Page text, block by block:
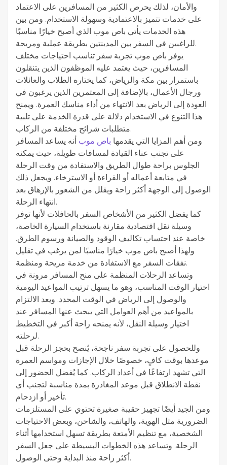
والأمان، لذلك يحرص الكثير من المسافرين على الاعتماد
على خدمات تتميز بالاعتمادية وسهولة الاستخدام. ومن بين
هذه الخدمات يأتي باص موب الذي أصبح خيارًا مناسبًا
للراغبين في السفر بين المدينتين بطريقة عملية ومريحة.
يوفر باص موب تجربة سفر تناسب احتياجات مختلف
المسافرين، حيث يعتمد عليه الموظفون الذين يتنقلون
باستمرار بين مكة والرياض، كما يختاره الطلاب والعائلات
ورجال الأعمال، بالإضافة إلى المعتمرين الذين يرغبون في
العودة إلى الرياض بعد الانتهاء من أداء مناسك العمرة. ويمنح
هذا التنوع في الاستخدام دلالة على قدرة الخدمة على تلبية
متطلبات شرائح مختلفة من الركاب.
ومن أهم المزايا التي يقدمها باص موب أنه يساعد المسافر
على تجنب عناء القيادة لمسافات طويلة، حيث يمكنه
الجلوس براحة طوال الطريق والاستفادة من وقت الرحلة
في متابعة أعماله أو القراءة أو الاسترخاء. ويجعل ذلك
الوصول إلى الوجهة أكثر راحة ويقلل من الشعور بالإرهاق بعد
انتهاء الرحلة.
كما يفضل الكثير من الأشخاص السفر بالحافلات لأنها توفر
وسيلة نقل اقتصادية مقارنة باستخدام السيارة الخاصة،
خاصة عند احتساب تكاليف الوقود والصيانة ورسوم الطرق.
ولهذا أصبح باص موب خيارًا مناسبًا لمن يرغب في تقليل
نفقات السفر مع الاستفادة من خدمة مريحة ومنظمة.
وتساعد الرحلات المنظمة على منح المسافر مرونة في
اختيار الوقت المناسب، وهو ما يسهل ترتيب المواعيد اليومية
والوصول إلى الرياض في الوقت المحدد. ويعد الالتزام
بالمواعيد من أهم العوامل التي يبحث عنها المسافر عند
اختيار وسيلة النقل، لأنه يمنحه راحة أكبر في التخطيط
لرحلته.
وللحصول على تجربة سفر ناجحة، يُنصح بحجز الرحلة قبل
موعدها بوقت كافٍ، خصوصًا خلال الإجازات ومواسم العمرة
التي تشهد ارتفاعًا في أعداد الركاب. كما يُفضل الحضور إلى
نقطة الانطلاق قبل موعد المغادرة بمدة مناسبة لتجنب أي
تأخير أو ازدحام.
ومن الجيد أيضًا تجهيز حقيبة صغيرة تحتوي على المستلزمات
الضرورية مثل الهوية، والهاتف، والشاحن، وبعض الاحتياجات
الشخصية، مع تنظيم الأمتعة بطريقة تسهل استخدامها أثناء
الرحلة. وتساعد هذه الخطوات البسيطة على جعل السفر
أكثر راحة منذ البداية وحتى الوصول.